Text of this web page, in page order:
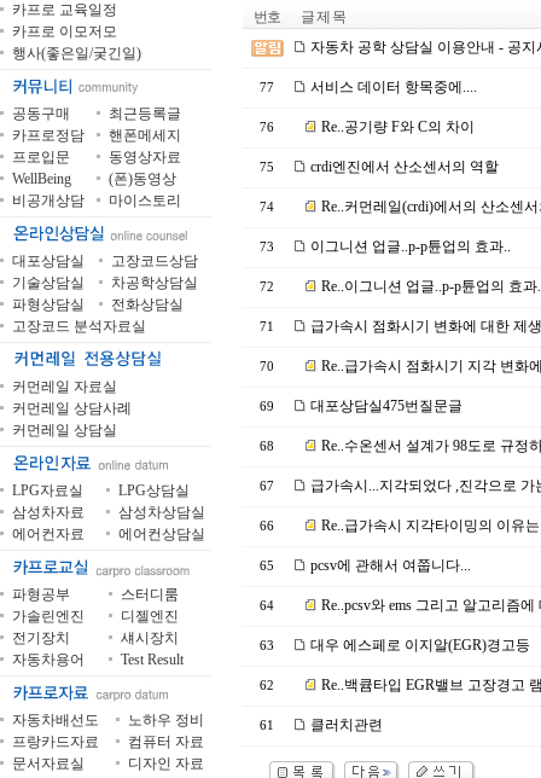
카프로 교육일정
카프로 이모저모
행사(좋은일/궂긴일)
공동구매
최근등록글
카프로정담
핸폰메세지
프로입문
동영상자료
WellBeing
(폰)동영상
비공개상담
마이스토리
대포상담실
고장코드상담
기술상담실
차공학상담실
파형상담실
전화상담실
고장코드 분석자료실
커먼레일 자료실
커먼레일 상담사례
커먼레일 상담실
LPG자료실
LPG상담실
삼성차자료
삼성차상담실
에어컨자료
에어컨상담실
파형공부
스터디룸
가솔린엔진
디젤엔진
전기장치
섀시장치
자동차용어
Test Result
자동차배선도
노하우 정비
프랑카드자료
컴퓨터 자료
문서자료실
디자인 자료
번호
글 제 목
자동차 공학 상담실 이용안내 - 공
77 서비스 데이터 항목중에....
76 Re..공기량 F와 C의 차이
75 crdi엔진에서 산소센서의 역할
74 Re..커먼레일(crdi)에서의 산소센
73 이그니션 업글..p-p튠업의 효과..
72 Re..이그니션 업글..p-p튠업의 효과
71 급가속시 점화시기 변화에 대한 제
70 Re..급가속시 점화시기 지각 변화
69 대포상담실475번질문글
68 Re..수온센서 설계가 98도로 규정
67 급가속시...지각되었다 ,진각으로 가
66 Re..급가속시 지각타이밍의 이유
65 pcsv에 관해서 여쭙니다...
64 Re..pcsv와 ems 그리고 알고리즘에
63 대우 에스페로 이지알(EGR)경고등
62 Re..백큠타입 EGR밸브 고장경고
61 클러치관련